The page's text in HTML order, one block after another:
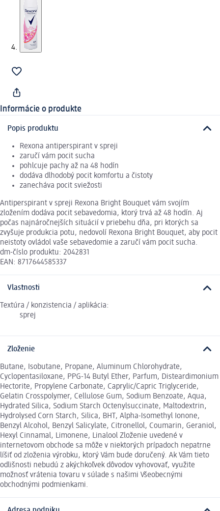
Informácie o produkte
Popis produktu
Rexona antiperspirant v spreji
zaručí vám pocit sucha
pohlcuje pachy až na 48 hodín
dodáva dlhodobý pocit komfortu a čistoty
zanecháva pocit sviežosti
Antiperspirant v spreji Rexona Bright Bouquet vám svojím
zložením dodáva pocit sebavedomia, ktorý trvá až 48 hodín. Aj
počas najnáročnejších situácií v priebehu dňa, pri ktorých sa
zvyšuje produkcia potu, nedovolí Rexona Bright Bouquet, aby pocit
neistoty ovládol vaše sebavedomie a zaručí vám pocit sucha.
dm-číslo produktu: 2042831
EAN: 8717644585337
Vlastnosti
Textúra / konzistencia / aplikácia:
sprej
Zloženie
Butane, Isobutane, Propane, Aluminum Chlorohydrate,
Cyclopentasiloxane, PPG-14 Butyl Ether, Parfum, Disteardimonium
Hectorite, Propylene Carbonate, Caprylic/Capric Triglyceride,
Gelatin Crosspolymer, Cellulose Gum, Sodium Benzoate, Aqua,
Hydrated Silica, Sodium Starch Octenylsuccinate, Maltodextrin,
Hydrolysed Corn Starch, Silica, BHT, Alpha-Isomethyl Ionone,
Benzyl Alcohol, Benzyl Salicylate, Citronellol, Coumarin, Geraniol,
Hexyl Cinnamal, Limonene, Linalool Zloženie uvedené v
internetovom obchode sa môže v niektorých prípadoch nepatrne
líšiť od zloženia výrobku, ktorý Vám bude doručený. Ak Vám tieto
odlišnosti nebudú z akýchkoľvek dôvodov vyhovovať, využite
možnosť vrátenia tovaru v súlade s našimi Všeobecnými
obchodnými podmienkami.